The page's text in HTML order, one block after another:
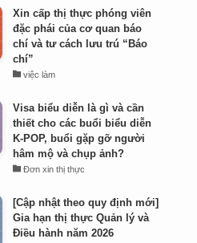
Xin cấp thị thực phóng viên
đặc phái của cơ quan báo
chí và tư cách lưu trú “Báo
chí”
việc làm
Visa biểu diễn là gì và cần
thiết cho các buổi biểu diễn
K-POP, buổi gặp gỡ người
hâm mộ và chụp ảnh?
Đơn xin thị thực
[Cập nhật theo quy định mới]
Gia hạn thị thực Quản lý và
Điều hành năm 2026